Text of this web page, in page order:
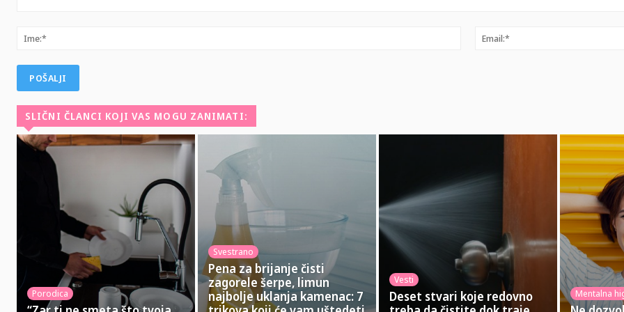
Ime:*
SLIČNI ČLANCI KOJI VAS MOGU ZANIMATI:
Porodica
Svestrano
Pena za brijanje čisti
zagorele šerpe, limun
najbolje uklanja kamenac: 7
Vesti
Deset stvari koje redovno
Mentalna